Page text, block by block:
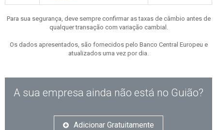
Para sua segurança, deve sempre confirmar as taxas de câmbio antes de
qualquer transação com variação cambial.
Os dados apresentados, são fornecidos pelo Banco Central Europeu e
atualizados uma vez por dia.
A sua empresa ainda não está no Guião?
Adicionar Gratuitamente